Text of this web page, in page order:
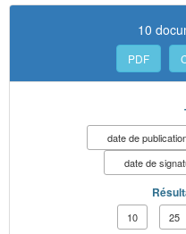
10
PDF
date de
date de
10 25